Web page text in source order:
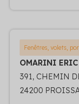
Fenêtres, volets,
OMARINI ERIC
391, CHEMIN
24200